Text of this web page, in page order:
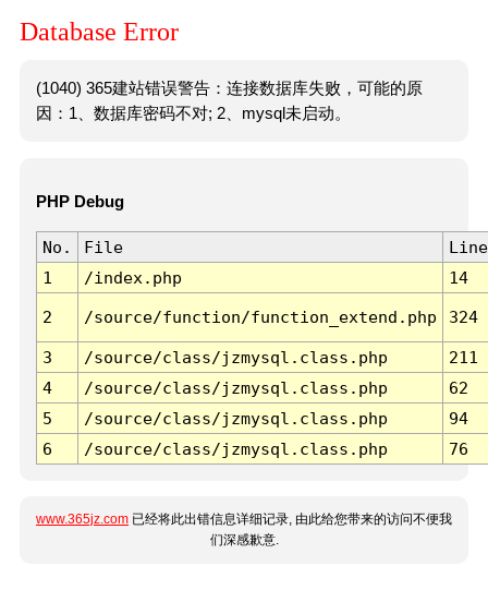
Database Error
(1040) 365建站错误警告：连接数据库失败，可能的原
因：1、数据库密码不对; 2、mysql未启动。
PHP Debug
No. File
Line
1
/index.php 14
2 /source/function/function_extend.php 324
3 /source/class/jzmysql.class.php
211
4
/source/class/jzmysql.class.php
62
5
/source/class/jzmysql.class.php
94
6
/source/class/jzmysql.class.php 76
www.365jz.com 已经将此出错信息详细记录, 由此给您带来的访问不便我
们深感歉意.